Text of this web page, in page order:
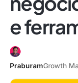
e
PraburamGrowth